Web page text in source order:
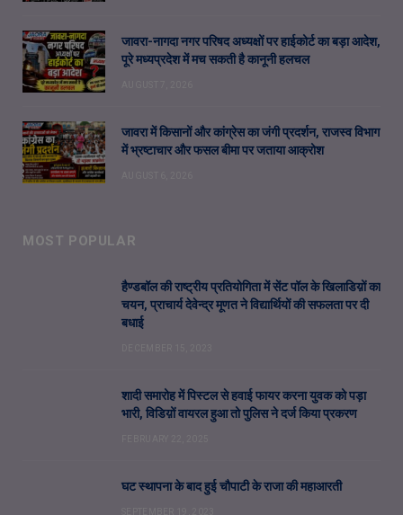
जावरा-नागदा नगर परिषद अध्यक्षों पर हाईकोर्ट का बड़ा आदेश,
पूरे मध्यप्रदेश में मच सकती है कानूनी हलचल
जावरा में किसानों और कांग्रेस का जंगी प्रदर्शन, राजस्व विभाग
में भ्रष्टाचार और फसल बीमा पर जताया आक्रोश
MOST POPULAR
हैण्डबॉल की राष्ट्रीय प्रतियोगिता में सेंट पॉल के खिलाडिय़ों का
चयन, प्राचार्य देवेन्द्र मूणत ने विद्यार्थियों की सफलता पर दी
बधाई
शादी समारोह में पिस्टल से हवाई फायर करना युवक को पड़ा
भारी, विडिय़ों वायरल हुआ तो पुलिस ने दर्ज किया प्रकरण
घट स्थापना के बाद हुई चौपाटी के राजा की महाआरती